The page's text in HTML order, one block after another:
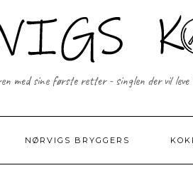
med sine første retter - singlen der vil
NØRVIGS BRYGGERS